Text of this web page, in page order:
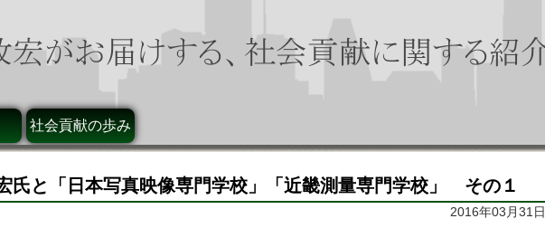
社会貢献の歩み
氏と「日本写真映像専門学校」「近畿測量専門学校」 その１
2016年03月31日